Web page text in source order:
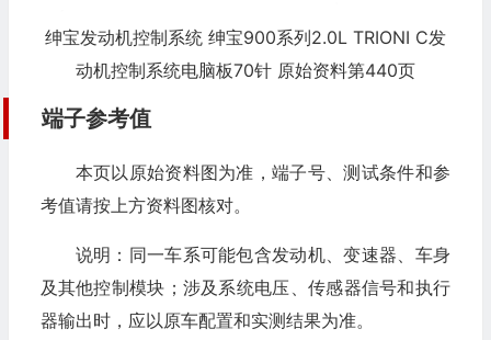
绅宝发动机控制系统 绅宝900系列2.0L TRIONI C发
动机控制系统电脑板70针 原始资料第440页
端子参考值
本页以原始资料图为准，端子号、测试条件和参
考值请按上方资料图核对。
说明：同一车系可能包含发动机、变速器、车身
及其他控制模块；涉及系统电压、传感器信号和执行
器输出时，应以原车配置和实测结果为准。